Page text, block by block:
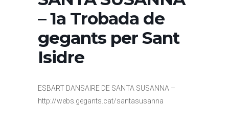
– 1a Trobada de
gegants per Sant
Isidre
ESBART DANSAIRE DE SANTA SUSANNA –
http://webs.gegants.cat/santasusanna